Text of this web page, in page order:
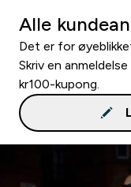
Alle
Det er for
Skriv en
kr100-kupong.